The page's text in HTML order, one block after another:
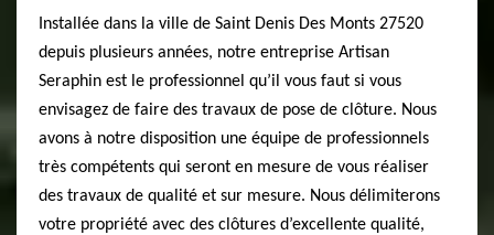
Installée dans la ville de Saint Denis Des Monts 27520
depuis plusieurs années, notre entreprise Artisan
Seraphin est le professionnel qu’il vous faut si vous
envisagez de faire des travaux de pose de clôture. Nous
avons à notre disposition une équipe de professionnels
très compétents qui seront en mesure de vous réaliser
des travaux de qualité et sur mesure. Nous délimiterons
votre propriété avec des clôtures d’excellente qualité,